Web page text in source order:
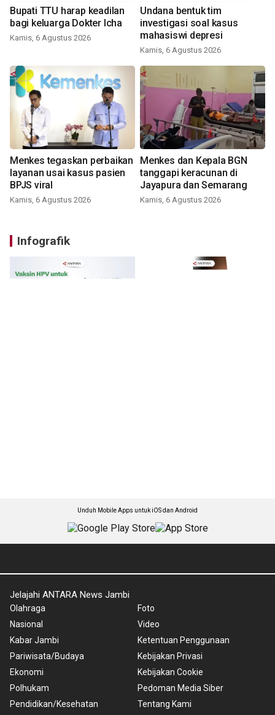
Bupati TTU harap keadilan
bagi keluarga Dokter Icha
Kamis, 6 Agustus 2026
Undana bentuk tim
investigasi soal kasus
mahasiswi depresi
Kamis, 6 Agustus 2026
Menkes tegaskan perbaikan
layanan usai kasus pasien
BPJS viral
Kamis, 6 Agustus 2026
Menkes dan Kepala BGN
tanggapi keracunan di
Jayapura dan Semarang
Kamis, 6 Agustus 2026
Infografik
Unduh Mobile Apps untuk iOS dan Android
Jelajahi ANTARA News Jambi
Olahraga
Nasional
Kabar Jambi
Pariwisata/Budaya
Ekonomi
Polhukam
Pendidikan/Kesehatan
Foto
Video
Ketentuan Penggunaan
Kebijakan Privasi
Kebijakan Cookie
Pedoman Media Siber
Tentang Kami